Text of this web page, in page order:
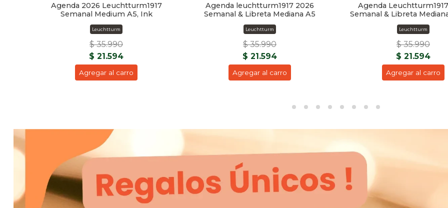
Agenda 2026 Leuchtturm1917
Semanal Medium A5, Ink
Leuchtturm
$ 35.990
$ 21.594
Agregar al carro
Agenda leuchtturm1917 2026
Semanal & Libreta Mediana A5
Leuchtturm
$ 35.990
$ 21.594
Agregar al carro
Agenda
Semanal & Libreta
Leuchtturm
$ 35.990
$ 21.594
Agregar al carro